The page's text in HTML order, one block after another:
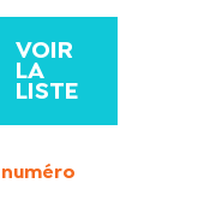
VOIR
LA
LISTE